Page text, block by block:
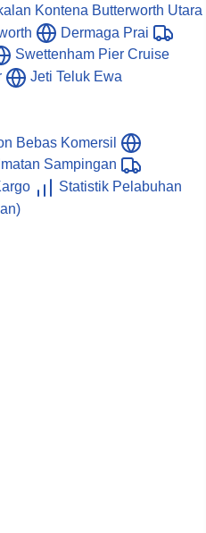
Kontena Butterworth Utara
Dermaga Prai
Swettenham Pier Cruise
Jeti Teluk Ewa
Bebas Komersil
Sampingan
Statistik Pelabuhan